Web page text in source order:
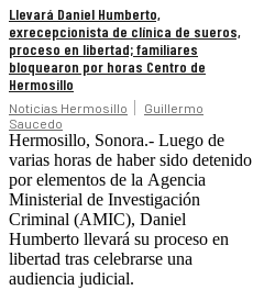
Llevará Daniel Humberto,
exrecepcionista de clínica de sueros,
proceso en libertad; familiares
bloquearon por horas Centro de
Hermosillo
Noticias Hermosillo
Guillermo
Saucedo
Hermosillo, Sonora.- Luego de
varias horas de haber sido detenido
por elementos de la Agencia
Ministerial de Investigación
Criminal (AMIC), Daniel
Humberto llevará su proceso en
libertad tras celebrarse una
audiencia judicial.